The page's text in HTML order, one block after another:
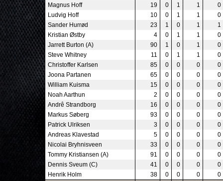
Magnus Hoff
19 0 1 1
0
Ludvig Hoff
10 0 1 1
0
Sander Hurrød
23 1 0 1
1
Kristian Østby
4 0 1 1
0
Jarrett Burton (A)
90 1 0 1
0
Steve Whitney
11 0 1 1
0
Christoffer Karlsen
85 0 0 0
0
Joona Partanen
65 0 0 0
0
William Kuisma
15 0 0 0
0
Noah Aarthun
2 0 0 0
0
Andrê Strandborg
16 0 0 0
0
Markus Søberg
93 0 0 0
0
Patrick Ulriksen
3 0 0 0
0
Andreas Klavestad
5 0 0 0
0
Nicolai Bryhnisveen
33 0 0 0
0
Tommy Kristiansen (A)
91 0 0 0
0
Dennis Sveum (C)
41 0 0 0
0
Henrik Holm
38 0 0 0
0